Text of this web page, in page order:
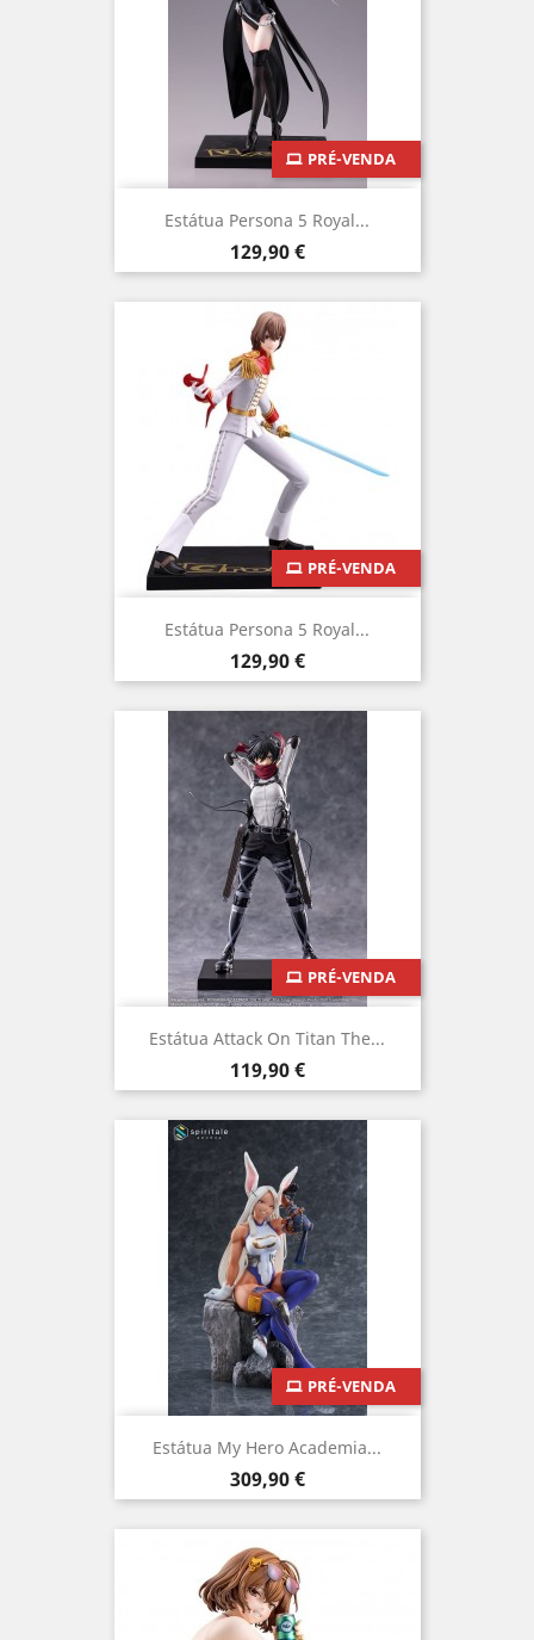
Estátua Persona 5 Royal...
Preço
129,90 €
PRÉ-VENDA
Estátua Persona 5 Royal...
Preço
129,90 €
PRÉ-VENDA
Estátua Attack On Titan The...
Preço
119,90 €
PRÉ-VENDA
Estátua My Hero Academia...
Preço
309,90 €
PRÉ-VENDA